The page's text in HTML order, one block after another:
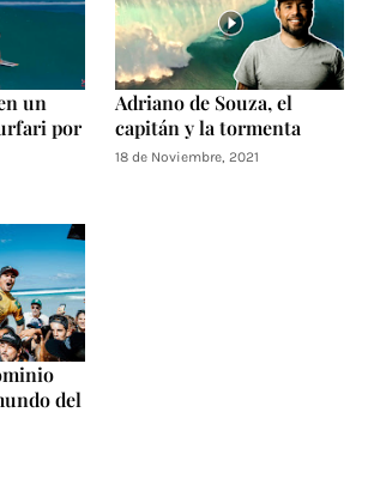
un
por
Adriano de Souza, el
capitán y la tormenta
18 de Noviembre, 2021
del